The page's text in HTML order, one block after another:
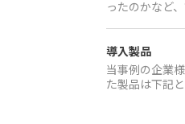
ったのかなど
導入製品
当事例の企業
た製品は下記と